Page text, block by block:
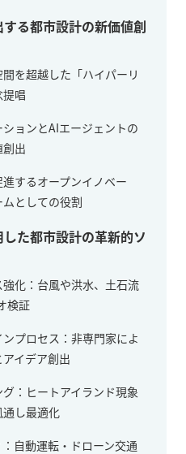
る都市設計の新価値創
を超越した「ハイパーリ
唱
ョンとAIエージェントの
出
するオープンイノベー
としての役割
た都市設計の革新的ソ
化：台風や洪水、土石流
検証
プロセス：非専門家によ
イデア創出
：ヒートアイランド現象
し最適化
自動運転・ドローン交通